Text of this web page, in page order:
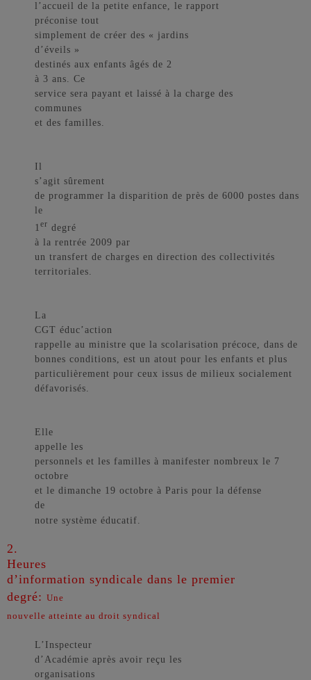
l’accueil de la petite enfance, le rapport
préconise tout
simplement de créer des « jardins
d’éveils »
destinés aux enfants âgés de 2
à 3 ans. Ce
service sera payant et laissé à la charge des
communes
et des familles.
Il
s’agit sûrement
de programmer la disparition de près de 6000 postes dans
le
1 er degré
à la rentrée 2009 par
un transfert de charges en direction des collectivités
territoriales.
La
CGT éduc’action
rappelle au ministre que la scolarisation précoce, dans de
bonnes conditions, est un atout pour les enfants et plus
particulièrement pour ceux issus de milieux socialement
défavorisés.
Elle
appelle les
personnels et les familles à manifester nombreux le 7
octobre
et le dimanche 19 octobre à Paris pour la défense
de
notre système éducatif.
2.
Heures
d’information syndicale dans le premier
degré: Une
nouvelle atteinte au droit syndical
L’Inspecteur
d’Académie après avoir reçu les
organisations